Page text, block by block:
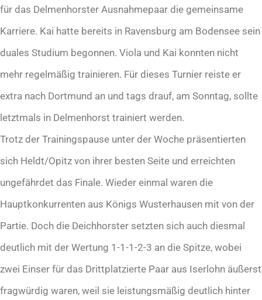
für das Delmenhorster Ausnahmepaar die gemeinsame
Karriere. Kai hatte bereits in Ravensburg am Bodensee sein
duales Studium begonnen. Viola und Kai konnten nicht
mehr regelmäßig trainieren. Für dieses Turnier reiste er
extra nach Dortmund an und tags drauf, am Sonntag, sollte
letztmals in Delmenhorst trainiert werden.
Trotz der Trainingspause unter der Woche präsentierten
sich Heldt/Opitz von ihrer besten Seite und erreichten
ungefährdet das Finale. Wieder einmal waren die
Hauptkonkurrenten aus Königs Wusterhausen mit von der
Partie. Doch die Deichhorster setzten sich auch diesmal
deutlich mit der Wertung 1-1-1-2-3 an die Spitze, wobei
zwei Einser für das Drittplatzierte Paar aus Iserlohn äußerst
fragwürdig waren, weil sie leistungsmäßig deutlich hinter